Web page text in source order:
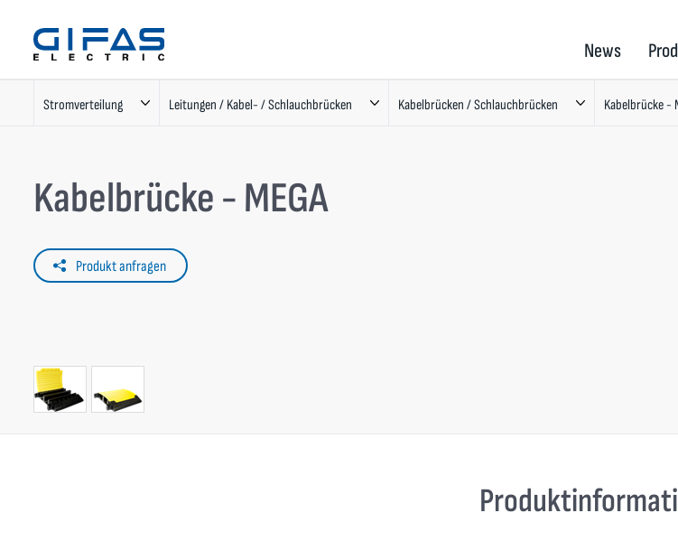
News
Stromverteilung Leitungen / Kabel- / Schlauchbrücken Kabelbrücken / Schlauchbrücken Kabelbrücke -
Kabelbrücke - MEGA
Produkt anfragen